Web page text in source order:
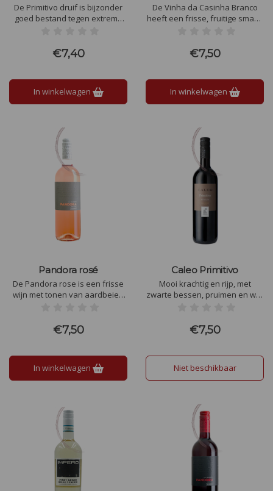
De Primitivo druif is bijzonder
goed bestand tegen extreme
geliefd is. Heel lang alleen
gebruikt voor bulkwijnen, maar
€7,40
In winkelwagen
De Vinha da Casinha Branco
heeft een frisse, fruitige smaak
zuurgraad en een zachte
textuur leiden tot een
€7,50
In winkelwagen
Pandora rosé
De Pandora rose is een frisse
wijn met tonen van aardbeien
rijp, wat een klein beetje
restsuiker geeft. Vol en zacht
€7,50
In winkelwagen
Caleo Primitivo
Mooi krachtig en rijp, met
zwarte bessen, pruimen en wat
stevigheid en lekkere
zwoelheid. Mooi stoer en
€7,50
Niet beschikbaar